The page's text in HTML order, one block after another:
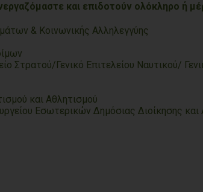
και επιδοτούν ολόκληρο ή
& Κοινωνικής Αλληλεγγύης
Στρατού/Γενικό Επιτελείου Ναυτικού/
και Αθλητισμού
Εσωτερικών Δημόσιας Διοίκησης